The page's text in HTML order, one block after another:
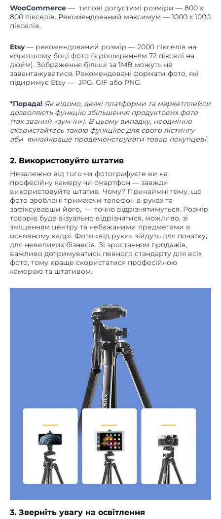
800 пікселів. Рекомендований максимум — 1000 x 1000
пікселів.
коротшому боці фото (з роширенням 72 пікселі на
дюйм). Зображення більші за 1MB можуть не
завантажуватися. Рекомендовані формати фото, які
підиримує Etsy — JPG, GIF або PNG.
дозволяють функцію збільшення продуктових фото
(так званий «зум-ін»). В цьому випадку, неодмінно
скористайтесь такою функціює для свого лістингу
аби якнайкраще продемонструвати товар покупцеві.
Незалежно від того чи фотографуєте ви на
професійну камеру чи смартфон — завжди
використовуйте штатив. Чому? Принаймні тому, що
фото зроблені тримаючи телефон в руках та
зафіксувавши його, — точно відрізнятимуться. Розмір
товарів буде візуально відрізнятися, можливо, зі
зміщенням центру та небажаними предметами в
основному кадрі. Фото «від руки» зійдуть для початку,
для невеликих бізнесів. Зі зростанням продажів,
важливо дотримуватись певного стандарту для всіх
фото, тому краще скористатися професійною
камерою та штативом.
3. Зверніть увагу на освітлення
Головний секрет якісних фото — освітлення. Нестача